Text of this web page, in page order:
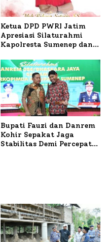
Ketua DPD PWRI Jatim
Apresiasi Silaturahmi
Kapolresta Sumenep dan
Ideal Polri-Pers
Bupati Fauzi dan Danrem
Kohir Sepakat Jaga
Stabilitas Demi Percepat